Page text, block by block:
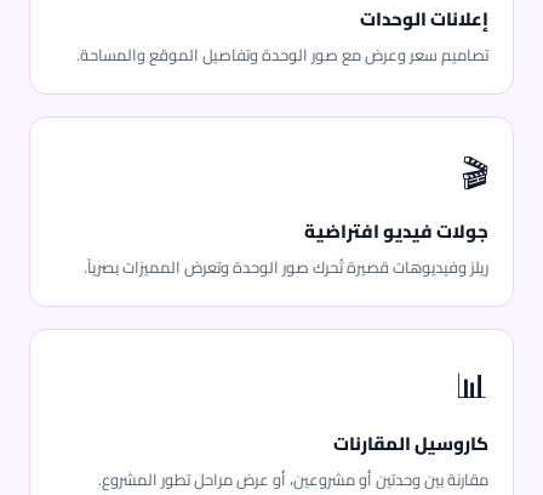
إعلانات الوحدات
تصاميم سعر وعرض مع صور الوحدة وتفاصيل الموقع والمساحة.
🎬
جولات فيديو افتراضية
ريلز وفيديوهات قصيرة تُحرك صور الوحدة وتعرض المميزات بصرياً.
📊
كاروسيل المقارنات
مقارنة بين وحدتين أو مشروعين، أو عرض مراحل تطور المشروع.